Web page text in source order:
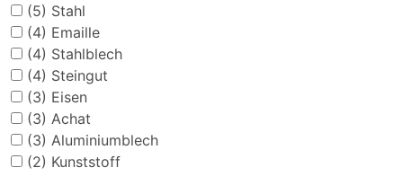
(5) Stahl
(4) Emaille
(4) Stahlblech
(4) Steingut
(3) Eisen
(3) Achat
(3) Aluminiumblech
(2) Kunststoff